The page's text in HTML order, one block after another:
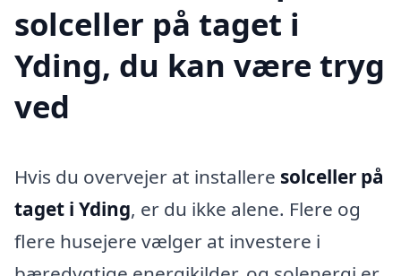
solceller på taget i
Yding, du kan være tryg
ved
Hvis du overvejer at installere solceller på
taget i Yding, er du ikke alene. Flere og
flere husejere vælger at investere i